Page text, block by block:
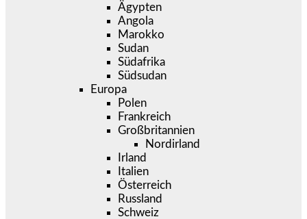
Ägypten
Angola
Marokko
Sudan
Südafrika
Südsudan
Europa
Polen
Frankreich
Großbritannien
Nordirland
Irland
Italien
Österreich
Russland
Schweiz